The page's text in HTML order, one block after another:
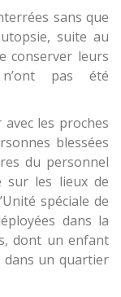
sans que
suite au
conserver leurs
pas été
les proches
blessées
du personnel
sur les lieux de
spéciale de
dans la
dont un enfant
un quartier